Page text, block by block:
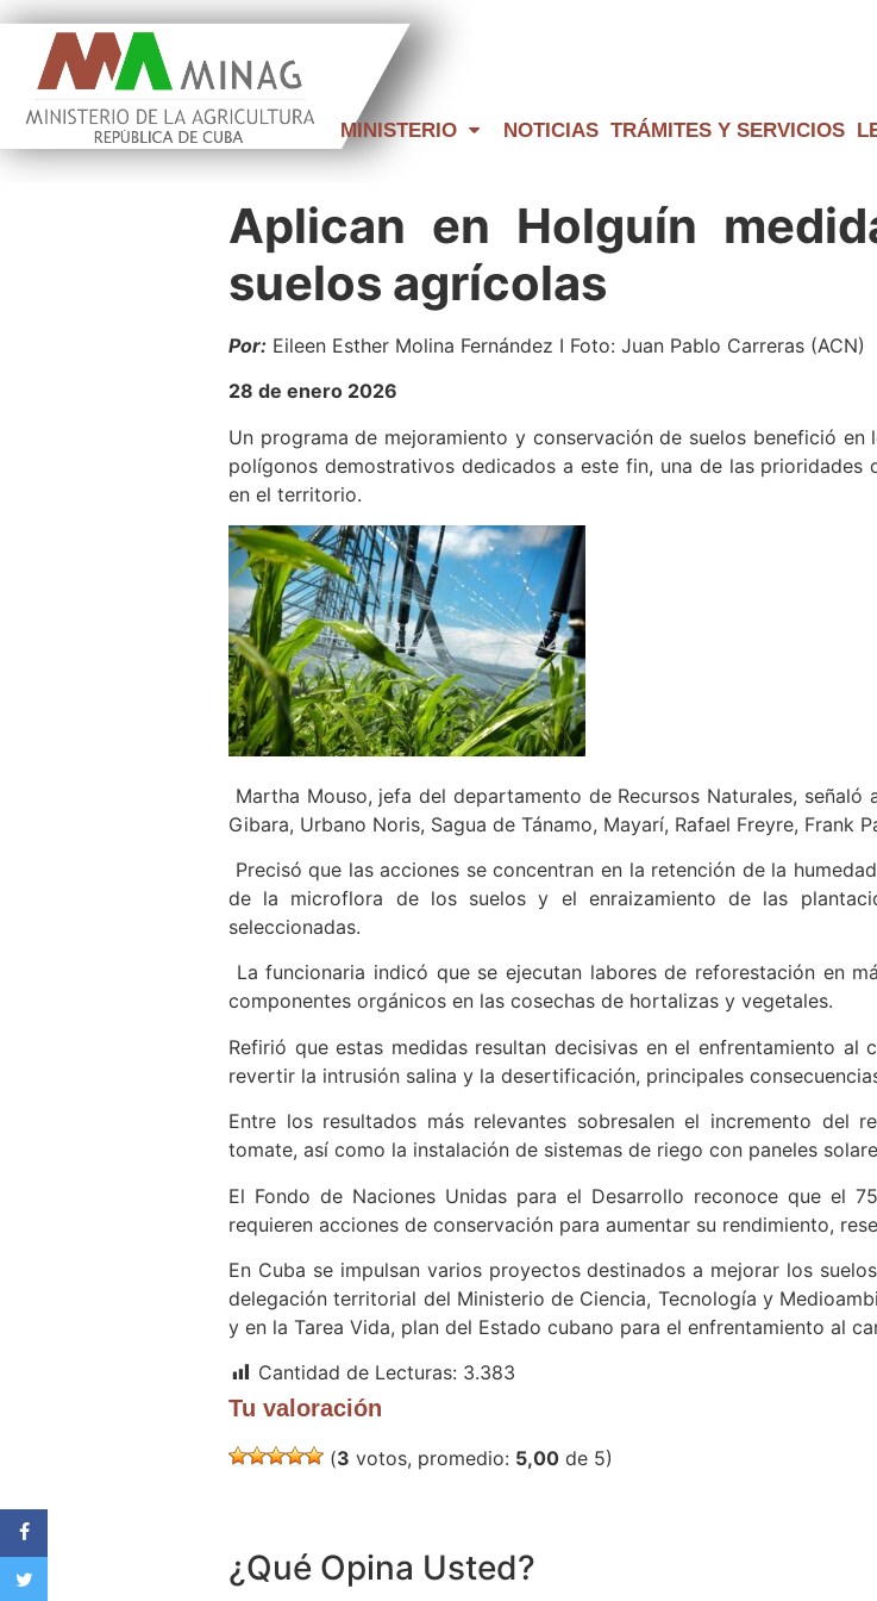
MINISTERIO NOTICIAS TRÁMITES Y SERVICIOS
Aplican en Holguín
suelos agrícolas
Por: Eileen Esther Molina Fernández I Foto: Juan Pablo Carreras (ACN)
28 de enero 2026
Un programa de mejoramiento y conservación de suelos benefició
polígonos demostrativos dedicados a este fin, una de las
en el territorio.
Martha Mouso, jefa del departamento de Recursos Naturales,
Gibara, Urbano Noris, Sagua de Tánamo, Mayarí, Rafael Freyre, Frank
Precisó que las acciones se concentran en la retención de la
de la microflora de los suelos y el enraizamiento de las
seleccionadas.
La funcionaria indicó que se ejecutan labores de reforestación en
componentes orgánicos en las cosechas de hortalizas y vegetales.
Refirió que estas medidas resultan decisivas en el enfrentamiento
revertir la intrusión salina y la desertificación, principales
Entre los resultados más relevantes sobresalen el incremento del
tomate, así como la instalación de sistemas de riego con paneles
El Fondo de Naciones Unidas para el Desarrollo reconoce que el
requieren acciones de conservación para aumentar su rendimiento,
En Cuba se impulsan varios proyectos destinados a mejorar los
delegación territorial del Ministerio de Ciencia, Tecnología y
y en la Tarea Vida, plan del Estado cubano para el enfrentamiento al
Cantidad de Lecturas: 3.383
Tu valoración
(3 votos, promedio: 5,00 de 5)
¿Qué Opina Usted?